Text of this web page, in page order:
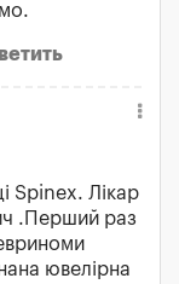
Spinex. Лікар
.Перший раз
ювелірна